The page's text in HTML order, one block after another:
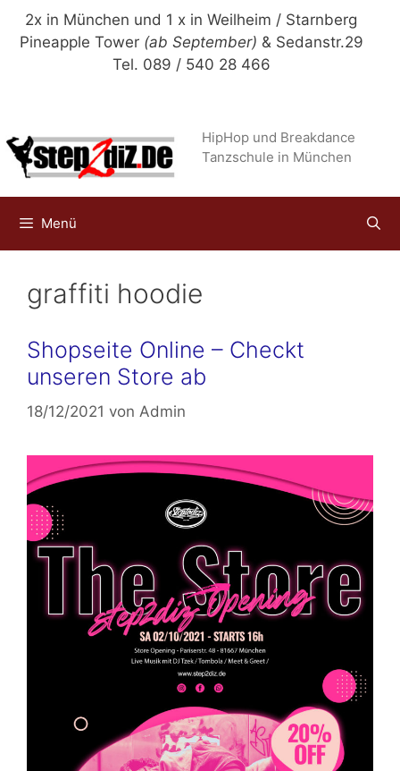
Zum
Inhalt
2x in München und 1 x in Weilheim / Starnberg
Pineapple Tower (ab September) & Sedanstr.29
Tel. 089 / 540 28 466
HipHop und Breakdance
Tanzschule in München
Menü
graffiti hoodie
Shopseite Online – Checkt
unseren Store ab
18/12/2021 von Admin